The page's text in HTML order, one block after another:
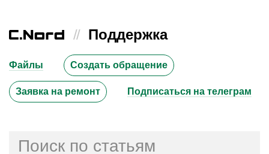
// Поддержка
Файлы Создать обращение
Заявка на ремонт Подписаться на телеграм